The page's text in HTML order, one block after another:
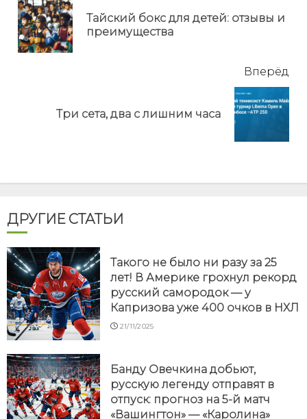
еще
Тайский бокс для детей: отзывы и
преимущества
Вперёд
Три сета, два с лишним часа
ДРУГИЕ СТАТЬИ
Такого не было ни разу за 25
лет! В Америке грохнул рекорд
русский самородок — у
Капризова уже 400 очков в НХЛ
21/11/2025
Банду Овечкина добьют,
русскую легенду отправят в
отпуск: прогноз на 5-й матч
«Вашингтон» — «Каролина»